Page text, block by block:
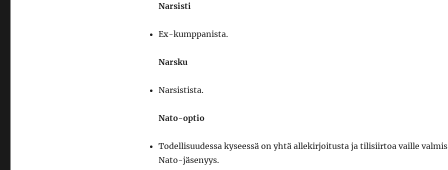
Narsisti
Ex-kumppanista.
Narsku
Narsistista.
Nato-optio
Todellisuudessa kyseessä on yhtä allekirjoitusta ja tilisiirtoa vaille valmis
Nato-jäsenyys.